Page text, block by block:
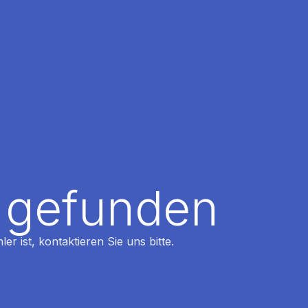
ist, kontaktieren Sie uns bitte.